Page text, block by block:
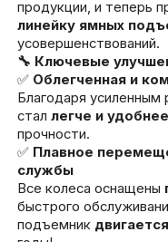
продукции, и теперь
линейку ямных
усовершенствований.
🔧 Ключевые
✅ Облегченная и
Благодаря
стал легче и удобнее
прочности.
✅ Плавное
службы
Все колеса оснащены
быстрого
подъемник